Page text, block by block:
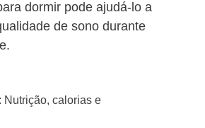
dormir pode ajudá-lo a
de sono durante
Nutrição, calorias e